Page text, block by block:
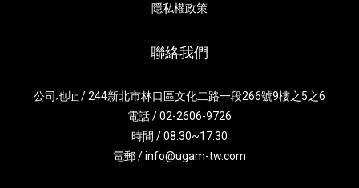
隱私權政策
聯絡我們
公司地址 / 244新北市林口區文化二路一段266號9樓之5之6
電話 / 02-2606-9726
時間 / 08:30~17:30
電郵 / info@ugam-tw.com